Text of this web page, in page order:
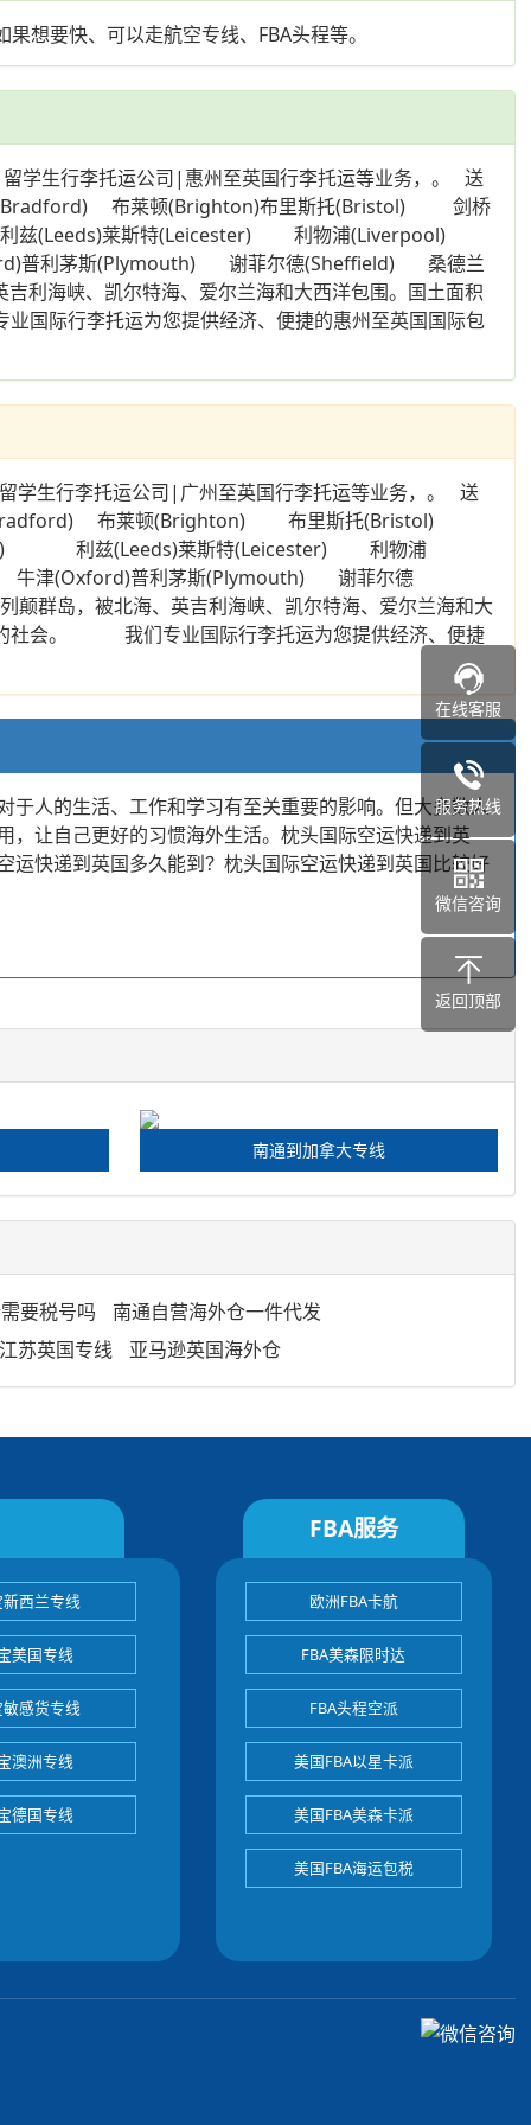
想要快、可以走航空专线、FBA头程等。
学生行李托运公司|惠州至英国行李托运等业务，。 送
(Bradford) 布莱顿(Brighton)布里斯托(Bristol) 剑桥
莱斯特(Leicester) 利物浦(Liverpool)
普利茅斯(Plymouth) 谢菲尔德(Sheffield) 桑德兰
海峡、凯尔特海、爱尔兰海和大西洋包围。国土面积
际行李托运为您提供经济、便捷的惠州至英国国际包
生行李托运公司|广州至英国行李托运等业务，。 送
(Bradford) 布莱顿(Brighton) 布里斯托(Bristol)
利兹(Leeds)莱斯特(Leicester) 利物浦
津(Oxford)普利茅斯(Plymouth) 谢菲尔德
岛，被北海、英吉利海峡、凯尔特海、爱尔兰海和大
的社会。 我们专业国际行李托运为您提供经济、便捷
于人的生活、工作和学习有至关重要的影响。但大多数人
，让自己更好的习惯海外生活。枕头国际空运快递到英
快递到英国多久能到？枕头国际空运快递到英国比较好
南通到加拿大专线
要税号吗
南通自营海外仓一件代发
江苏英国专线
亚马逊英国海外仓
西兰专线
美国专线
感货专线
澳洲专线
德国专线
FBA服务
欧洲FBA卡航
FBA美森限时达
FBA头程空派
美国FBA以星卡派
美国FBA美森卡派
美国FBA海运包税
在线客服
服务热线
微信咨询
返回顶部